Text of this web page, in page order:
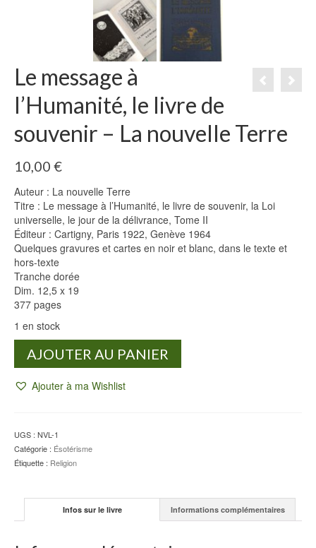
Le message à
l’Humanité, le livre de
souvenir – La nouvelle Terre
10,00 €
Auteur : La nouvelle Terre
Titre : Le message à l’Humanité, le livre de souvenir, la Loi
universelle, le jour de la délivrance, Tome II
Éditeur : Cartigny, Paris 1922, Genève 1964
Quelques gravures et cartes en noir et blanc, dans le texte et
hors-texte
Tranche dorée
Dim. 12,5 x 19
377 pages
1 en stock
message
le
livre
de
La
AJOUTER AU PANIER
Ajouter à ma Wishlist
UGS : NVL-1
Catégorie : Ésotérisme
Étiquette : Religion
Infos sur le livre Informations complémentaires